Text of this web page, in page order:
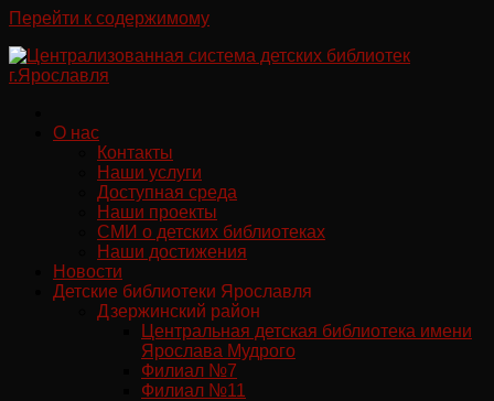
Перейти к содержимому
О нас
Контакты
Наши услуги
Доступная среда
Наши проекты
СМИ о детских библиотеках
Наши достижения
Новости
Детские библиотеки Ярославля
Дзержинский район
Центральная детская библиотека имени
Ярослава Мудрого
Филиал №7
Филиал №11